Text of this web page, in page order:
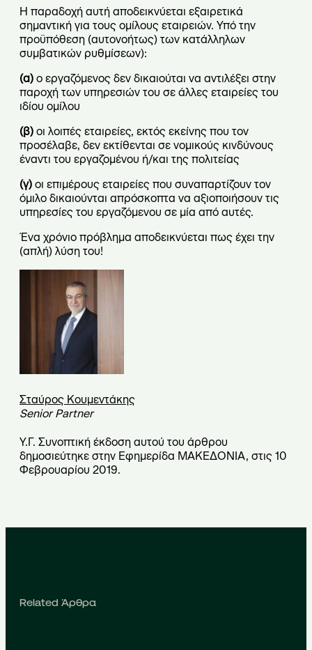
Η παραδοχή αυτή αποδεικνύεται εξαιρετικά
σημαντική για τους ομίλους εταιρειών. Υπό την
προϋπόθεση (αυτονοήτως) των κατάλληλων
συμβατικών ρυθμίσεων):
(α) ο εργαζόμενος δεν δικαιούται να αντιλέξει στην
παροχή των υπηρεσιών του σε άλλες εταιρείες του
ιδίου ομίλου
(β) οι λοιπές εταιρείες, εκτός εκείνης που τον
προσέλαβε, δεν εκτίθενται σε νομικούς κινδύνους
έναντι του εργαζομένου ή/και της πολιτείας
(γ) οι επιμέρους εταιρείες που συναπαρτίζουν τον
όμιλο δικαιούνται απρόσκοπτα να αξιοποιήσουν τις
υπηρεσίες του εργαζόμενου σε μία από αυτές.
Ένα χρόνιο πρόβλημα αποδεικνύεται πως έχει την
(απλή) λύση του!
Σταύρος Κουμεντάκης
Senior Partner
Υ.Γ. Συνοπτική έκδοση αυτού του άρθρου
δημοσιεύτηκε στην Εφημερίδα ΜΑΚΕΔΟΝΙΑ, στις 10
Φεβρουαρίου 2019.
Related Άρθρα